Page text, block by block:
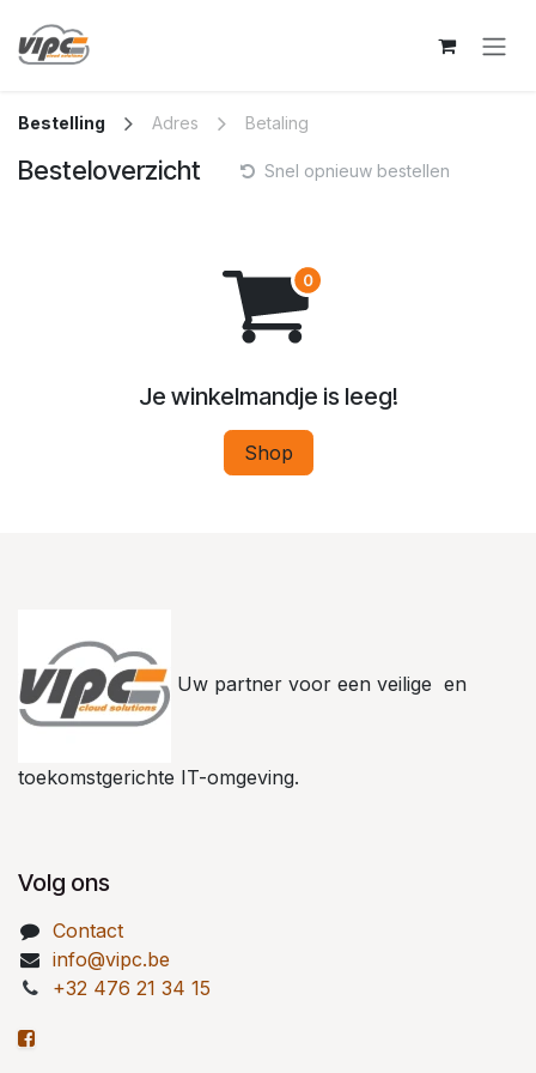
Bestelling Adres Betaling
Besteloverzicht Snel opnieuw bestellen
Je winkelmandje is leeg!
Shop
Uw partner voor een veilige en
toekomstgerichte IT-omgeving.
Volg ons
Contact
info@vipc.be
+32 476 21 34 15